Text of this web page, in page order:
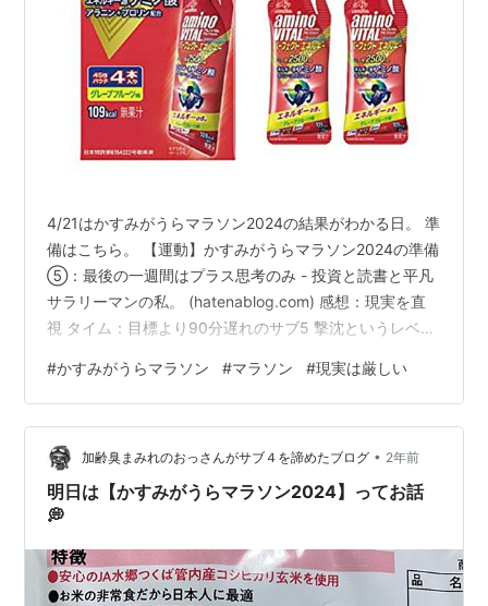
2010.4.18
平田繁聡（滝
ヶ原自衛隊）
2時間
23分
52秒
藤澤舞（札幌
市役所）
中止
38秒
ズ）
00秒
4/21はかすみがうらマラソン2024の結果がわかる日。 準
備はこちら。 【運動】かすみがうらマラソン2024の準備
⑤：最後の一週間はプラス思考のみ - 投資と読書と平凡
サラリーマンの私。 (hatenablog.com) 感想：現実を直
視 タイム：目標より90分遅れのサブ5 撃沈というレベル
り、そこで終わった。 こんなに歩いたマラソンは初め
て。もう悔しさを通り越して何も感じない。 振り返ると
2010年の初マラソンよりも遅い。 敗因分析 ①暑さ。序
盤は暑かった。 ②胃袋。ここ数週間胃の調子が悪いと感
じていた。ものを食べても消化されない感じ…
#かすみがうらマラソン #マラソン #現実は厳しい
加齢臭まみれのおっさんがサブ４を諦めたブログ • 2年前
明日は【かすみがうらマラソン2024】ってお話
💭